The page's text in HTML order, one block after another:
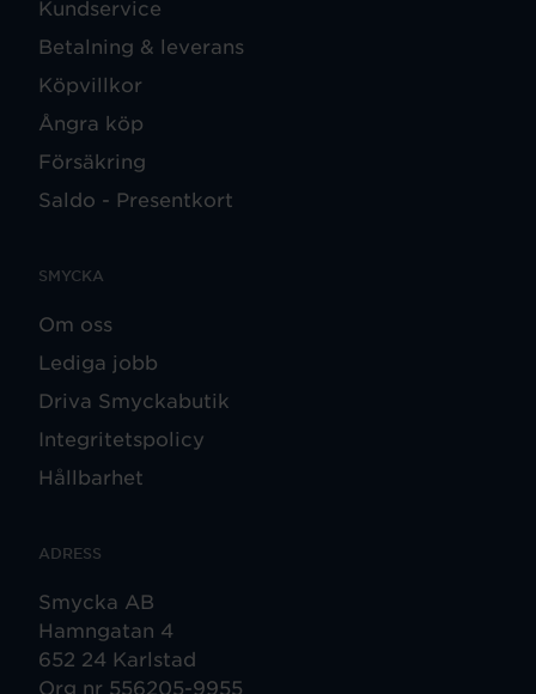
Kundservice
Betalning & leverans
Köpvillkor
Ångra köp
Försäkring
Saldo - Presentkort
SMYCKA
Om oss
Lediga jobb
Driva Smyckabutik
Integritetspolicy
Hållbarhet
ADRESS
Smycka AB
Hamngatan 4
652 24 Karlstad
Org nr 556205-9955